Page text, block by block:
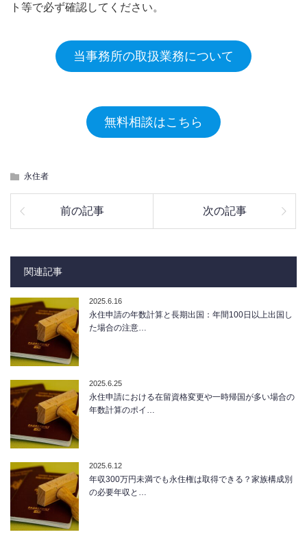
ト等で必ず確認してください。
当事務所の取扱業務について
無料相談はこちら
永住者
前の記事 次の記事
関連記事
2025.6.16
永住申請の年数計算と長期出国：年間100日以上出国し
た場合の注意…
2025.6.25
永住申請における在留資格変更や一時帰国が多い場合の
年数計算のポイ…
2025.6.12
年収300万円未満でも永住権は取得できる？家族構成別
の必要年収と…